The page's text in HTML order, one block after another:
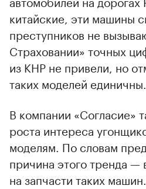
китайские, эти машины
преступников не
Страховании» точных
из КНР не привели, но
таких моделей единичны.
В компании «Согласие»
роста интереса
моделям. По словам
причина этого тренда —
на запчасти таких машин.